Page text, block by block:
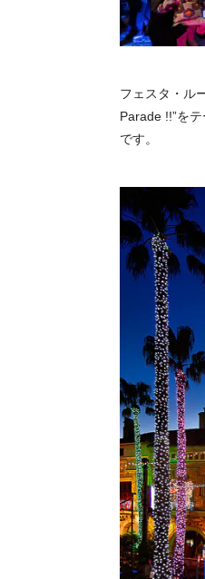
フェスタ・ル
Parade !!”を
です。